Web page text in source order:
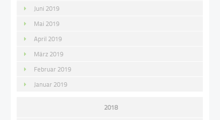
Juni 2019
Mai 2019
April 2019
März 2019
Februar 2019
Januar 2019
2018